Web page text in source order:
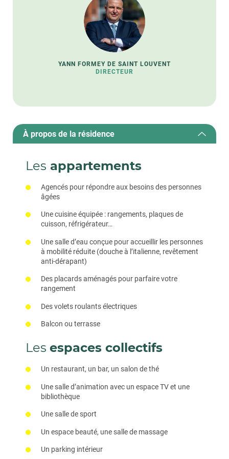
YANN FORMEY DE SAINT LOUVENT
DIRECTEUR
À propos de la résidence
Les appartements
Agencés pour répondre aux besoins des personnes
âgées
Une cuisine équipée : rangements, plaques de
cuisson, réfrigérateur…
Une salle d’eau conçue pour accueillir les personnes
à mobilité réduite (douche à l’italienne, revêtement
anti-dérapant)
Des placards aménagés pour parfaire votre
rangement
Des volets roulants électriques
Balcon ou terrasse
Les espaces collectifs
Un restaurant, un bar, un salon de thé
Une salle d’animation avec un espace TV et une
bibliothèque
Une salle de sport
Un espace beauté, une salle de massage
Un parking intérieur